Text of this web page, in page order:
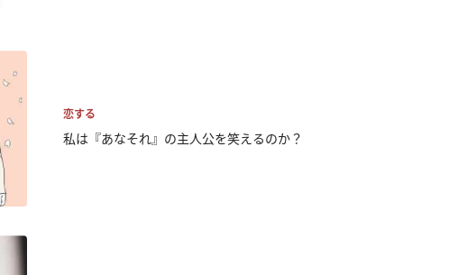
恋する
私は『あなそれ』の主人公を笑えるのか？